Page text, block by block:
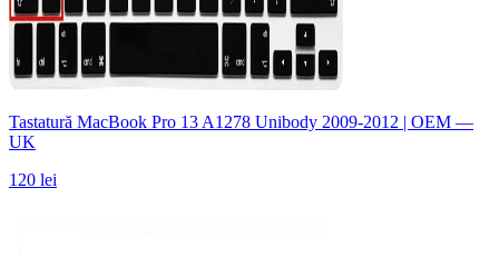
Tastatură MacBook Pro 13 A1278 Unibody 2009-2012 | OEM —
UK
120 lei